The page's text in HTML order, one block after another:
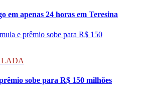
em apenas 24 horas em Teresina
sobe para R$ 150 milhões